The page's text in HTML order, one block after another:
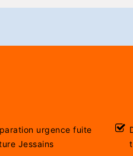
urgence fuite
Jessains